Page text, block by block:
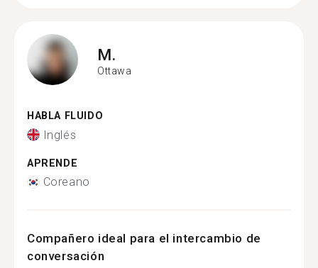
M.
Ottawa
HABLA FLUIDO
Inglés
APRENDE
Coreano
Compañero ideal para el intercambio de
conversación